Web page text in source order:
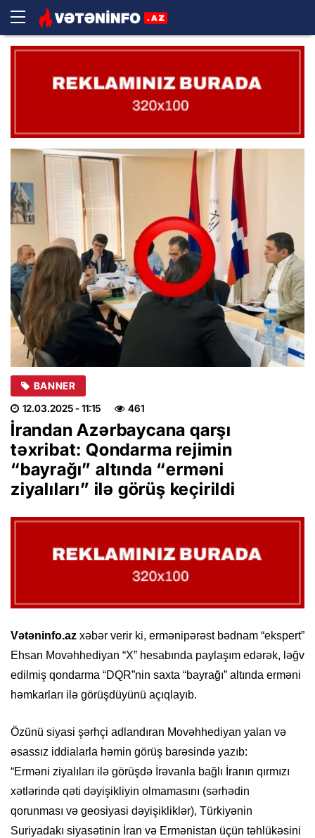
BANNER
12.03.2025- 11:15 461
İrandan Azərbaycana qarşı
təxribat: Qondarma rejimin
“bayrağı” altında “erməni
ziyalıları” ilə görüş keçirildi
Vətəninfo.az xəbər verir ki, ermənipərəst bədnam “ekspert”
Ehsan Movəhhediyan “X” hesabında paylaşım edərək, ləğv
edilmiş qondarma “DQR”nin saxta “bayrağı” altında erməni
həmkarları ilə görüşdüyünü açıqlayıb.
Özünü siyasi şərhçi adlandıran Movəhhediyan yalan və
əsassız iddialarla həmin görüş barəsində yazıb:
“Erməni ziyalıları ilə görüşdə İrəvanla bağlı İranın qırmızı
xətlərində qəti dəyişikliyin olmamasını (sərhədin
qorunması və geosiyasi dəyişikliklər), Türkiyənin
Suriyadakı siyasətinin İran və Ermənistan üçün təhlükəsini